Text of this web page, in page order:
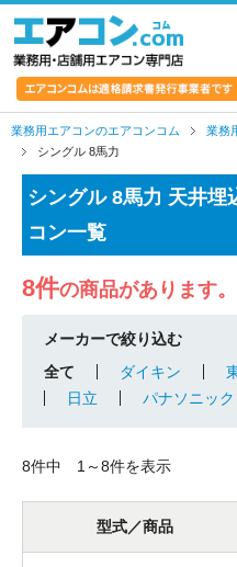
業務用エアコンのエアコンコム 業務
シングル 8馬力
シングル 8馬力 天井埋
コン一覧
8件の商品があります。
メーカーで絞り込む
全て
ダイキン
日立
パナソニック
8件中 1～8件を表示
型式／商品